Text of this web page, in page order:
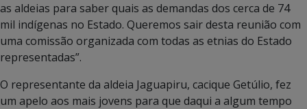
as aldeias para saber quais as demandas dos cerca de 74
mil indígenas no Estado. Queremos sair desta reunião com
uma comissão organizada com todas as etnias do Estado
representadas”.
O representante da aldeia Jaguapiru, cacique Getúlio, fez
um apelo aos mais jovens para que daqui a algum tempo